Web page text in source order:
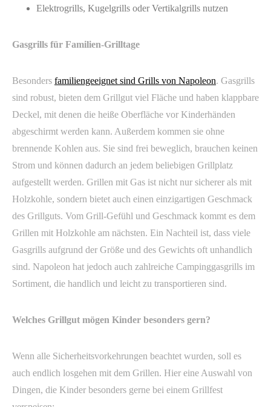
Elektrogrills, Kugelgrills oder Vertikalgrills nutzen
Gasgrills für Familien-Grilltage
Besonders familiengeeignet sind Grills von Napoleon. Gasgrills
sind robust, bieten dem Grillgut viel Fläche und haben klappbare
Deckel, mit denen die heiße Oberfläche vor Kinderhänden
abgeschirmt werden kann. Außerdem kommen sie ohne
brennende Kohlen aus. Sie sind frei beweglich, brauchen keinen
Strom und können dadurch an jedem beliebigen Grillplatz
aufgestellt werden. Grillen mit Gas ist nicht nur sicherer als mit
Holzkohle, sondern bietet auch einen einzigartigen Geschmack
des Grillguts. Vom Grill-Gefühl und Geschmack kommt es dem
Grillen mit Holzkohle am nächsten. Ein Nachteil ist, dass viele
Gasgrills aufgrund der Größe und des Gewichts oft unhandlich
sind. Napoleon hat jedoch auch zahlreiche Campinggasgrills im
Sortiment, die handlich und leicht zu transportieren sind.
Welches Grillgut mögen Kinder besonders gern?
Wenn alle Sicherheitsvorkehrungen beachtet wurden, soll es
auch endlich losgehen mit dem Grillen. Hier eine Auswahl von
Dingen, die Kinder besonders gerne bei einem Grillfest